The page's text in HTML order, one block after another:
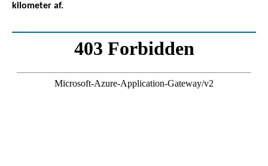
kilometer af.